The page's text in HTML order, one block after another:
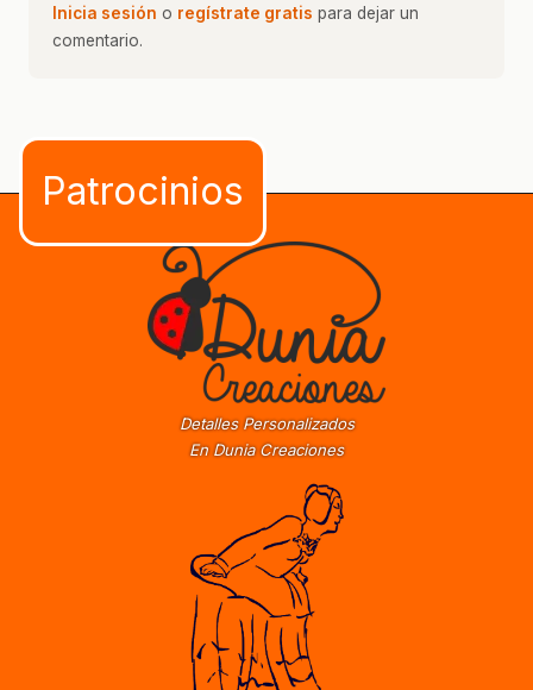
Inicia sesión o regístrate gratis para dejar un
comentario.
Detalles Personalizados
En Dunia Creaciones